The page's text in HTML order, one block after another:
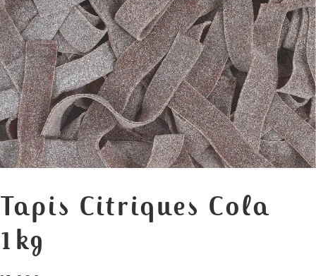
Tapis Citriques Cola
1kg